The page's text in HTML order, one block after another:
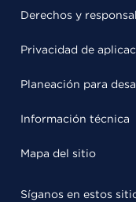
Derechos y
Privacidad de
Planeación para
Información técnica
Mapa del sitio
Síganos en estos